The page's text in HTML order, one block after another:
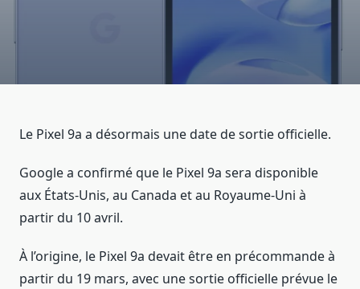
Le Pixel 9a a désormais une date de sortie officielle.
Google a confirmé que le Pixel 9a sera disponible
aux États-Unis, au Canada et au Royaume-Uni à
partir du 10 avril.
À l’origine, le Pixel 9a devait être en précommande à
partir du 19 mars, avec une sortie officielle prévue le